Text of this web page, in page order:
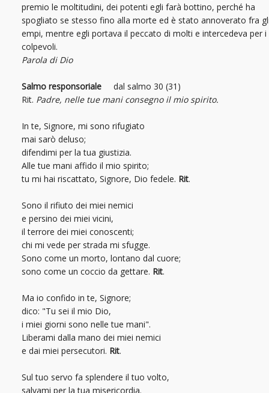
premio le moltitudini, dei potenti egli farà bottino, perché ha
spogliato se stesso fino alla morte ed è stato annoverato fra
empi, mentre egli portava il peccato di molti e intercedeva per i
colpevoli.
Parola di Dio
Salmo responsoriale
dal salmo 30 (31)
Rit. Padre, nelle tue mani consegno il mio spirito.
In te, Signore, mi sono rifugiato
mai sarò deluso;
difendimi per la tua giustizia.
Alle tue mani affido il mio spirito;
tu mi hai riscattato, Signore, Dio fedele. Rit.
Sono il rifiuto dei miei nemici
e persino dei miei vicini,
il terrore dei miei conoscenti;
chi mi vede per strada mi sfugge.
Sono come un morto, lontano dal cuore;
sono come un coccio da gettare. Rit.
Ma io confido in te, Signore;
dico: "Tu sei il mio Dio,
i miei giorni sono nelle tue mani".
Liberami dalla mano dei miei nemici
e dai miei persecutori. Rit.
Sul tuo servo fa splendere il tuo volto,
salvami per la tua misericordia.